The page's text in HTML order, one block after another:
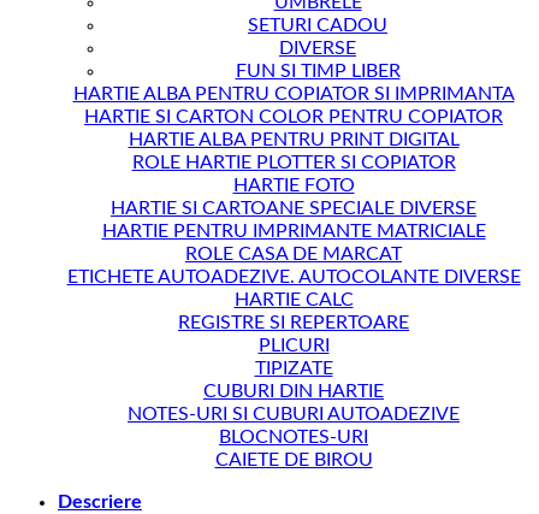
SETURI CADOU
DIVERSE
FUN SI TIMP LIBER
HARTIE ALBA PENTRU COPIATOR SI IMPRIMANTA
HARTIE SI CARTON COLOR PENTRU COPIATOR
HARTIE ALBA PENTRU PRINT DIGITAL
ROLE HARTIE PLOTTER SI COPIATOR
HARTIE FOTO
HARTIE SI CARTOANE SPECIALE DIVERSE
HARTIE PENTRU IMPRIMANTE MATRICIALE
ROLE CASA DE MARCAT
ETICHETE AUTOADEZIVE. AUTOCOLANTE DIVERSE
HARTIE CALC
REGISTRE SI REPERTOARE
PLICURI
TIPIZATE
CUBURI DIN HARTIE
NOTES-URI SI CUBURI AUTOADEZIVE
BLOCNOTES-URI
CAIETE DE BIROU
Descriere